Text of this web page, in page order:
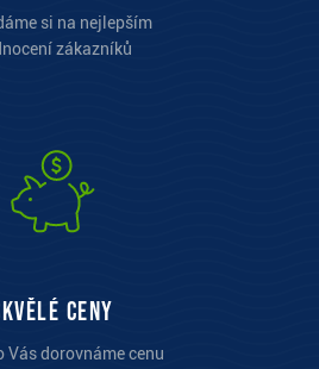
si na nejlepším
zákazníků
ceny
Vás dorovnáme cenu